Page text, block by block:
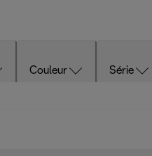
Couleur Série